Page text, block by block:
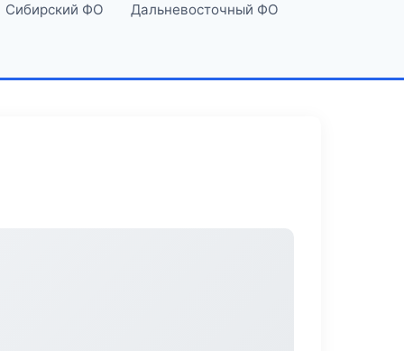
Сибирский ФО Дальневосточный ФО